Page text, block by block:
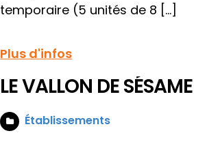
temporaire (5 unités de 8 […]
Plus d'infos
LE VALLON DE SÉSAME
Établissements